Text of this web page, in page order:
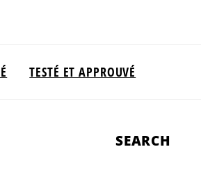
TESTÉ ET APPROUVÉ
SEARCH